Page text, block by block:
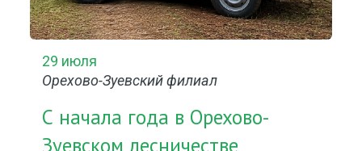
29 июля
Орехово-Зуевский филиал
С начала года в Орехово-
Зуевском лесничестве